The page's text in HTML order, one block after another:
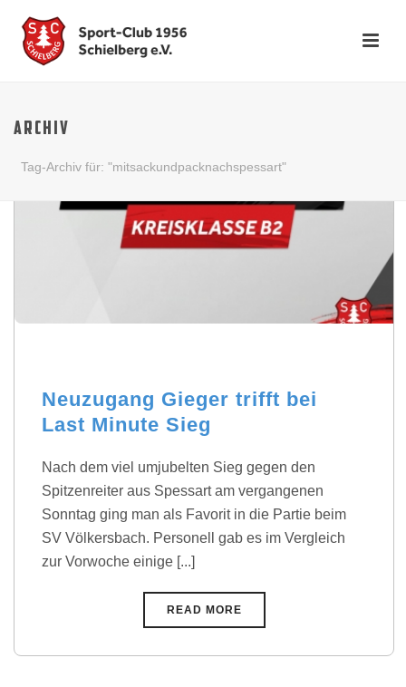
ARCHIV
Tag-Archiv für: "mitsackundpacknachspessart"
Neuzugang Gieger trifft bei
Last Minute Sieg
Nach dem viel umjubelten Sieg gegen den
Spitzenreiter aus Spessart am vergangenen
Sonntag ging man als Favorit in die Partie beim
SV Völkersbach. Personell gab es im Vergleich
zur Vorwoche einige [...]
READ MORE